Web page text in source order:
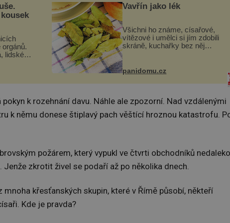
lidské
Vavřín jako lék
Všichni ho známe, císařové,
vítězové i umělci si jím zdobili
skráně, kuchařky bez něj
zmírnit některé naše neduhy.
Obsahuje v malém množství
ně...
panidomu.cz
k rozehnání davu. Náhle ale zpozorní. Nad vzdálenými
k němu donese štiplavý pach věštící hroznou katastrofu.
požárem, který vypukl ve čtvrti obchodníků nedaleko
zkrotit živel se podaří až po několika dnech.
křesťanských skupin, které v Římě působí, někteří
Kde je pravda?